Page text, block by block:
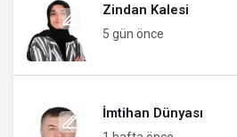
Zindan Kalesi
5 gün önce
İmtihan Dünyası